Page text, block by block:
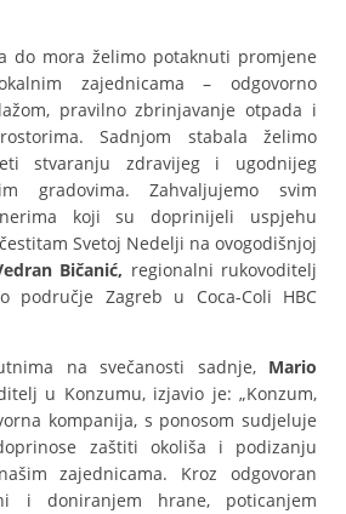
do mora želimo potaknuti promjene
zajednicama – odgovorno
pravilno zbrinjavanje otpada i
Sadnjom stabala želimo
stvaranju zdravijeg i ugodnijeg
gradovima. Zahvaljujemo svim
koji su doprinijeli uspjehu
Svetoj Nedelji na ovogodišnjoj
Bičanić, regionalni rukovoditelj
područje Zagreb u Coca-Coli HBC
na svečanosti sadnje, Mario
u Konzumu, izjavio je: „Konzum,
kompanija, s ponosom sudjeluje
zaštiti okoliša i podizanju
zajednicama. Kroz odgovoran
i doniranjem hrane, poticanjem